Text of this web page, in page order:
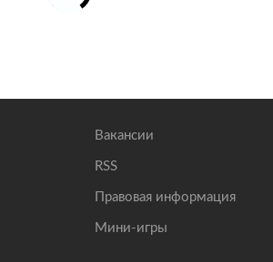
Вакансии
RSS
Правовая информация
Мини-игры